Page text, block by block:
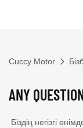
Cuccy Motor
ANY
Біздің негізгі